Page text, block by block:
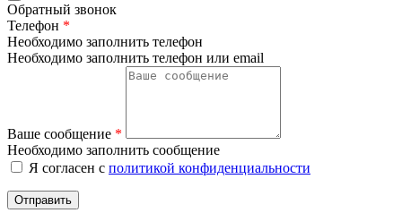
Обратный звонок
Телефон *
Необходимо заполнить телефон
Необходимо заполнить телефон или email
Ваше сообщение *
Необходимо заполнить сообщение
Я согласен с политикой конфиденциальности
Отправить